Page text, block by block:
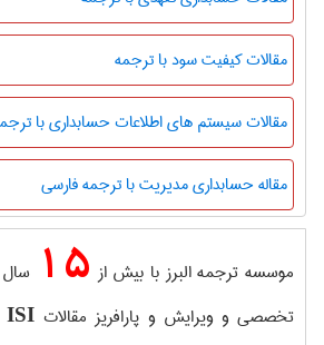
مقالات کیفیت سود با ترجمه
مقالات سیستم های اطلاعات حسابداری با
مقاله حسابداری مدیریت با ترجمه فارسی
موسسه ترجمه البرز با بیش از 15 سال
تخصصی و ویرایش و پارافریز مقالاتISI